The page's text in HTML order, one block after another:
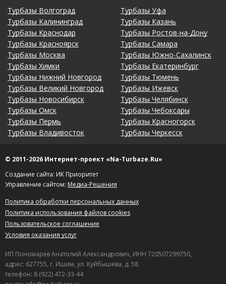
Турбазы Волгоград
Турбазы Калининград
Турбазы Краснодар
Турбазы Красноярск
Турбазы Москва
Турбазы Химки
Турбазы Нижний Новгород
Турбазы Великий Новгород
Турбазы Новосибирск
Турбазы Омск
Турбазы Пермь
Турбазы Владивосток
Турбазы Уфа
Турбазы Казань
Турбазы Ростов-на-Дону
Турбазы Самара
Турбазы Южно-Сахалинск
Турбазы Екатеринбург
Турбазы Тюмень
Турбазы Ижевск
Турбазы Челябинск
Турбазы Чебоксары
Турбазы Красногорск
Турбазы Черкесск
© 2011-2026 Интернет-проект «Na-Turbaze.Ru»
Создание сайта: ИК Приоритет
Управление сайтом: Медиа-Решения
Политика обработки персональных данных
Политика использования файлов cookies
Пользовательское соглашение
Условия оказания услуг
ИП Пономарев Анатолий Александрович, ИНН 720507299750,
адрес: 627755, г. Ишим, ул. Куйбышева, д. 58
телефон: 8 (922) 472-33-44